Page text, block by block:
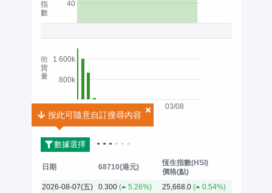
03/08
40
800k
1 600k
2026
指
數
街
貨
量
數據選擇
按此可隨意自訂搜尋內容
按此可隨意自訂搜尋內容
日期 68710(港元)
恆生指數(HSI)
價格(點)
2026-08-07(五)
0.300 ( 5.26%) 25,668.0 (
0.54%)